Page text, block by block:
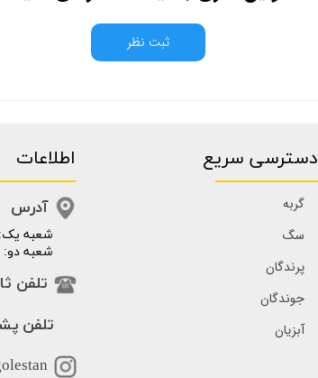
ثبت نظر
دسترسی سریع
گربه
سگ
پرندگان
جوندگان
آبزیان
​​شعبه یک:
شعبه دو:
اطلاعات
آدرس
تلفن
تلفن